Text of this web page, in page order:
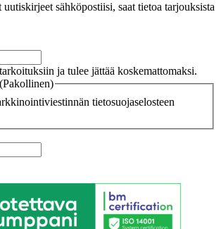
sähköpostiisi, saat tietoa tarjouksista
ja tulee jättää koskemattomaksi.
(Pakollinen)
tietosuojaselosteen